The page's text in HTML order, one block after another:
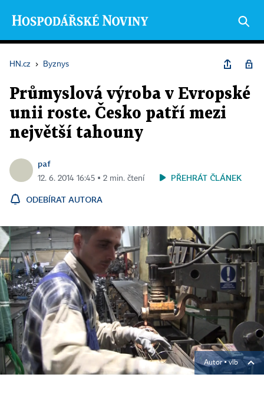
HN.cz › Byznys
Průmyslová výroba v Evropské
unii roste. Česko patří mezi
největší tahouny
paf
12. 6. 2014 16:45 ▪ 2 min. čtení PŘEHRÁT ČLÁNEK
ODEBÍRAT AUTORA
Autor ▪vlb